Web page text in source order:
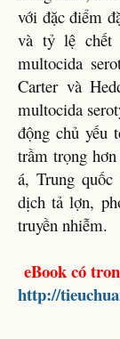
với đặc điểm
và tỷ lệ chết
multocida
Carter và
multocida
động chủ yếu
trầm trọng
á, Trung
dịch tả lợn,
truyền nhiễm.
eBook có
http://